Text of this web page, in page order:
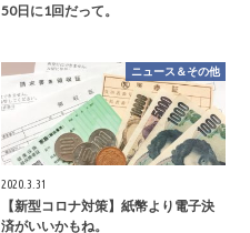
50日に1回だって。
ニュース＆その他
2020.3.31
【新型コロナ対策】紙幣より電子決
済がいいかもね。